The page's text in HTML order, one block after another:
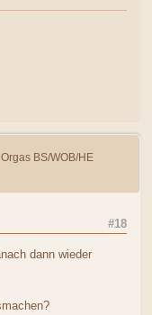
BS/WOB/HE
#18
dann wieder